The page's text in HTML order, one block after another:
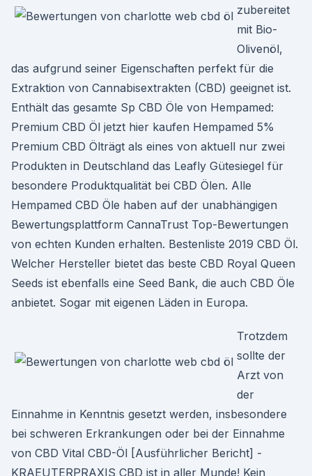
zubereitet
mit Bio-
Olivenöl,
das aufgrund seiner Eigenschaften perfekt für die
Extraktion von Cannabisextrakten (CBD) geeignet ist.
Enthält das gesamte Sp CBD Öle von Hempamed:
Premium CBD Öl jetzt hier kaufen Hempamed 5%
Premium CBD Ölträgt als eines von aktuell nur zwei
Produkten in Deutschland das Leafly Gütesiegel für
besondere Produktqualität bei CBD Ölen. Alle
Hempamed CBD Öle haben auf der unabhängigen
Bewertungsplattform CannaTrust Top-Bewertungen
von echten Kunden erhalten. Bestenliste 2019 CBD Öl.
Welcher Hersteller bietet das beste CBD Royal Queen
Seeds ist ebenfalls eine Seed Bank, die auch CBD Öle
anbietet. Sogar mit eigenen Läden in Europa.
Trotzdem
sollte der
Arzt von
der
Einnahme in Kenntnis gesetzt werden, insbesondere
bei schweren Erkrankungen oder bei der Einnahme
von CBD Vital CBD-Öl [Ausführlicher Bericht] -
KRAEUTERPRAXIS CBD ist in aller Munde! Kein